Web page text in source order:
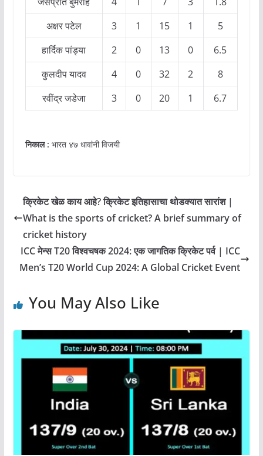
अक्षर पटेल
3 1 15 1
5
हार्दिक पांड्या
2 0 13 0
6.5
कुलदीप यादव
4 0 32 2
8
रवींद्र जडेजा
3 0 20 1 6.7
निकाल : भारत ४७ धावांनी विजयी
क्रिकेट खेळ काय आहे? क्रिकेट इतिहासाचा थोडक्यात सारांश |
What is the sports of cricket? A brief summary of
cricket history
ICC मेन्स T20 विश्वचषक 2024: एक जागतिक क्रिकेट पर्व | ICC
Men’s T20 World Cup 2024: A Global Cricket Event
You May Also Like